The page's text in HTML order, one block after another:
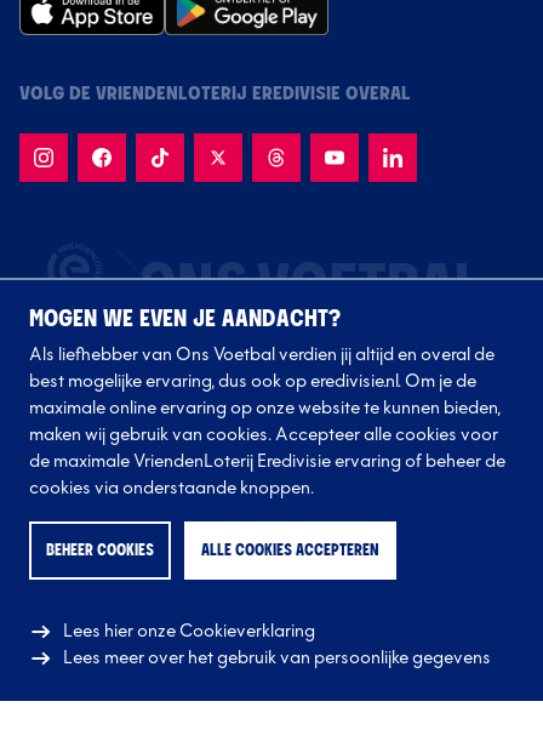
VOLG DE VRIENDENLOTERIJ EREDIVISIE OVERAL
Volg onze clubs
© 2026 Eredivisie CV
MOGEN WE EVEN JE AANDACHT?
Als liefhebber van Ons Voetbal verdien jij altijd en overal de
best mogelijke ervaring, dus ook op eredivisie.nl. Om je de
maximale online ervaring op onze website te kunnen bieden,
maken wij gebruik van cookies. Accepteer alle cookies voor
de maximale VriendenLoterij Eredivisie ervaring of beheer de
cookies via onderstaande knoppen.
BEHEER COOKIES ALLE COOKIES ACCEPTEREN
Lees hier onze Cookieverklaring
Lees meer over het gebruik van persoonlijke gegevens